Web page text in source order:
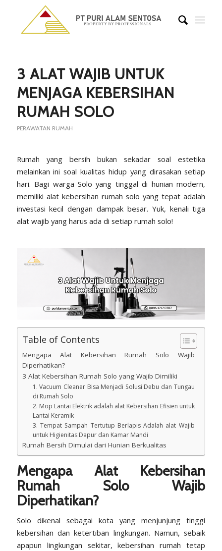
3 ALAT WAJIB UNTUK
MENJAGA KEBERSIHAN
RUMAH SOLO
PERAWATAN RUMAH
Rumah yang bersih bukan sekadar soal estetika
melainkan ini soal kualitas hidup yang dirasakan setiap
hari. Bagi warga Solo yang tinggal di hunian modern,
memiliki alat kebersihan rumah solo yang tepat adalah
investasi kecil dengan dampak besar. Yuk, kenali tiga
alat wajib yang harus ada di setiap rumah solo!
Table of Contents
Mengapa Alat Kebersihan Rumah Solo Wajib
Diperhatikan?
3 Alat Kebersihan Rumah Solo yang Wajib Dimiliki
1. Vacuum Cleaner Bisa Menjadi Solusi Debu dan Tungau
di Rumah Solo
2. Mop Lantai Elektrik adalah alat Kebersihan Efisien untuk
Lantai Keramik
3. Tempat Sampah Tertutup Berlapis Adalah alat Wajib
untuk Higienitas Dapur dan Kamar Mandi
Rumah Bersih Dimulai dari Hunian Berkualitas
Mengapa Alat Kebersihan
Rumah Solo Wajib
Diperhatikan?
Solo dikenal sebagai kota yang menjunjung tinggi
kebersihan dan ketertiban lingkungan. Namun, sebaik
apapun lingkungan sekitar, kebersihan rumah tetap